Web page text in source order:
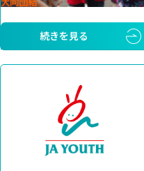
続きを見る